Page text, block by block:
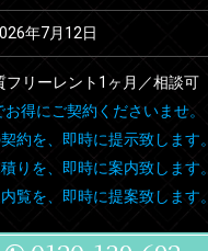
年7月12日
フリーレント1ヶ月／相談可
得にご契約くださいませ。
約を、即時に提示致します。
りを、即時に案内致します。
覧を、即時に提案致します。